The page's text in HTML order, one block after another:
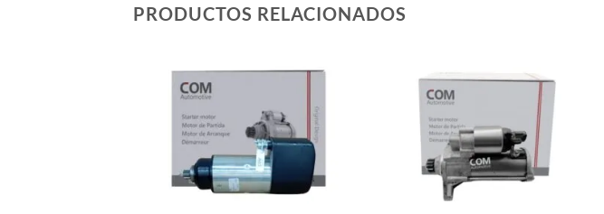
PRODUCTOS RELACIONADOS